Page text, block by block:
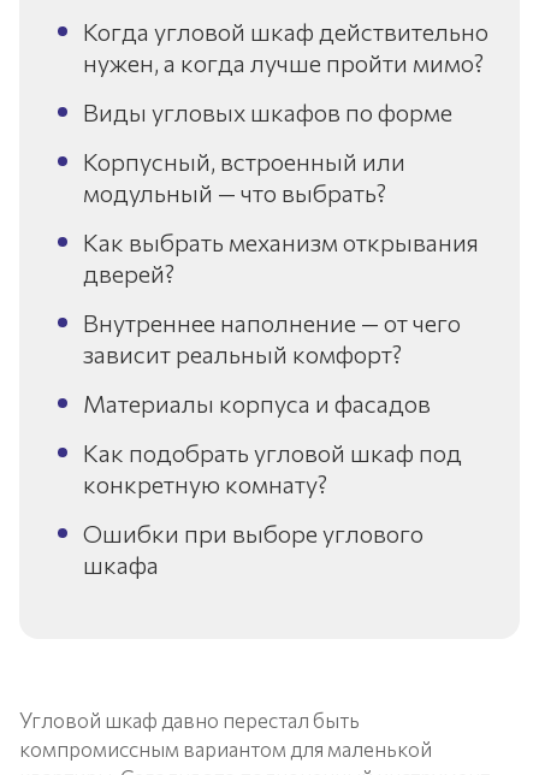
Когда угловой шкаф действительно
нужен, а когда лучше пройти мимо?
Виды угловых шкафов по форме
Корпусный, встроенный или
модульный — что выбрать?
Как выбрать механизм открывания
дверей?
Внутреннее наполнение — от чего
зависит реальный комфорт?
Материалы корпуса и фасадов
Как подобрать угловой шкаф под
конкретную комнату?
Ошибки при выборе углового
шкафа
Угловой шкаф давно перестал быть
компромиссным вариантом для маленькой